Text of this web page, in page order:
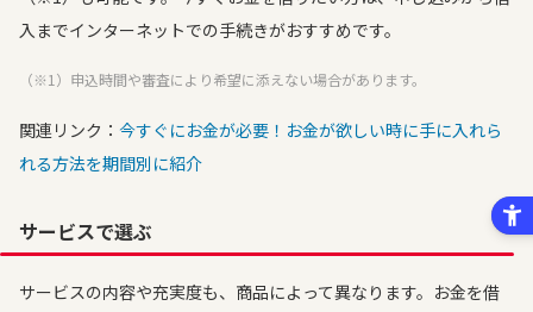
入までインターネットでの手続きがおすすめです。
（※1）申込時間や審査により希望に添えない場合があります。
関連リンク： 今すぐにお金が必要！お金が欲しい時に手に入れら
れる方法を期間別に紹介
サービスで選ぶ
サービスの内容や充実度も、商品によって異なります。お金を借